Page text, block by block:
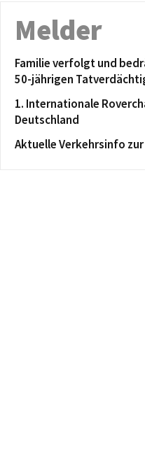
Melder
Familie verfolgt und
50-jährigen
1. Internationale
Deutschland
Aktuelle Verkehrsinfo